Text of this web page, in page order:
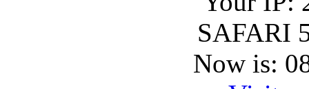
SAFARI
Now is: